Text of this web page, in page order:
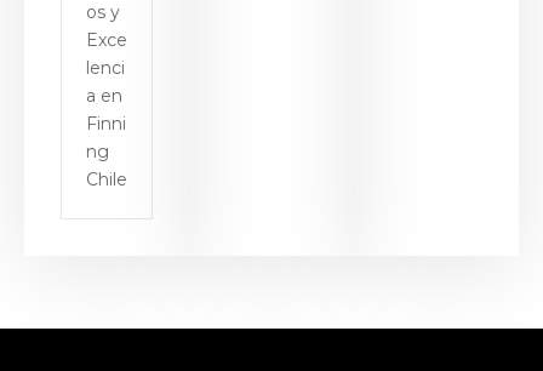
os y
Exce
lenci
a en
Finni
ng
Chile